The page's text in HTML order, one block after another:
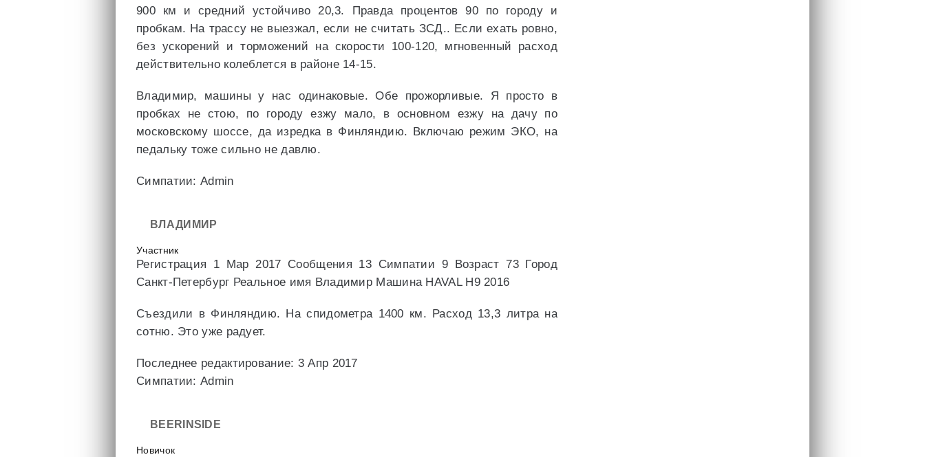
900 км и средний устойчиво 20,3. Правда процентов 90 по городу и
пробкам. На трассу не выезжал, если не считать ЗСД.. Если ехать ровно,
без ускорений и торможений на скорости 100-120, мгновенный расход
действительно колеблется в районе 14-15.
Владимир, машины у нас одинаковые. Обе прожорливые. Я просто в
пробках не стою, по городу езжу мало, в основном езжу на дачу по
московскому шоссе, да изредка в Финляндию. Включаю режим ЭКО, на
педальку тоже сильно не давлю.
Симпатии: Admin
ВЛАДИМИР
Участник
Регистрация 1 Мар 2017 Сообщения 13 Симпатии 9 Возраст 73 Город
Санкт-Петербург Реальное имя Владимир Машина HAVAL H9 2016
Съездили в Финляндию. На спидометра 1400 км. Расход 13,3 литра на
сотню. Это уже радует.
Последнее редактирование: 3 Апр 2017
Симпатии: Admin
BEERINSIDE
Новичок